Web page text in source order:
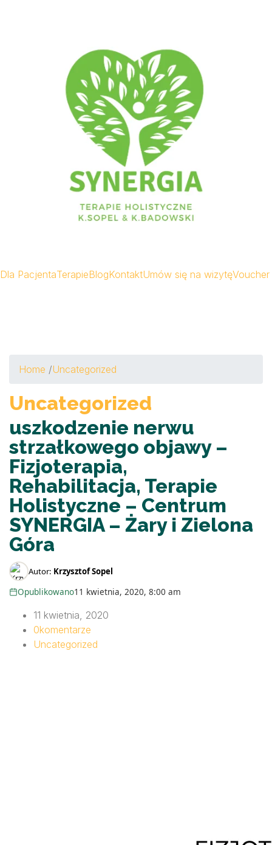
Dla PacjentaTerapieBlogKontaktUmów się na wizytęVoucher
Home /Uncategorized
Uncategorized
uszkodzenie nerwu
strzałkowego objawy –
Fizjoterapia,
Rehabilitacja, Terapie
Holistyczne – Centrum
SYNERGIA – Żary i Zielona
Góra
Autor: Krzysztof Sopel
Opublikowano11 kwietnia, 2020, 8:00 am
11 kwietnia, 2020
0komentarze
Uncategorized